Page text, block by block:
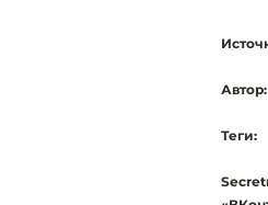
Автор:
Теги: